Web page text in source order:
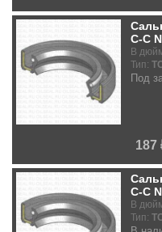
C-C
В
Тип:
Под
187
C-C
В
Тип: